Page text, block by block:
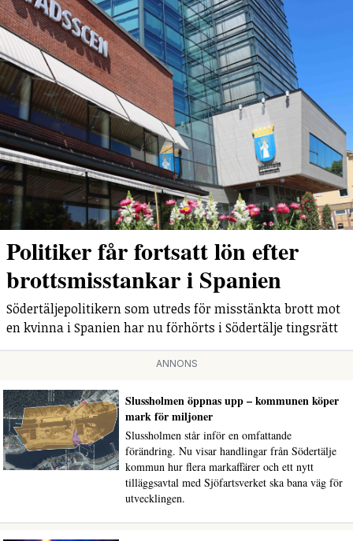
Politiker får fortsatt lön efter
brottsmisstankar i Spanien
Södertäljepolitikern som utreds för misstänkta brott mot
en kvinna i Spanien har nu förhörts i Södertälje tingsrätt
ANNONS
Slussholmen öppnas upp – kommunen köper
mark för miljoner
Slussholmen står inför en omfattande
förändring. Nu visar handlingar från Södertälje
kommun hur flera markaffärer och ett nytt
tilläggsavtal med Sjöfartsverket ska bana väg för
utvecklingen.